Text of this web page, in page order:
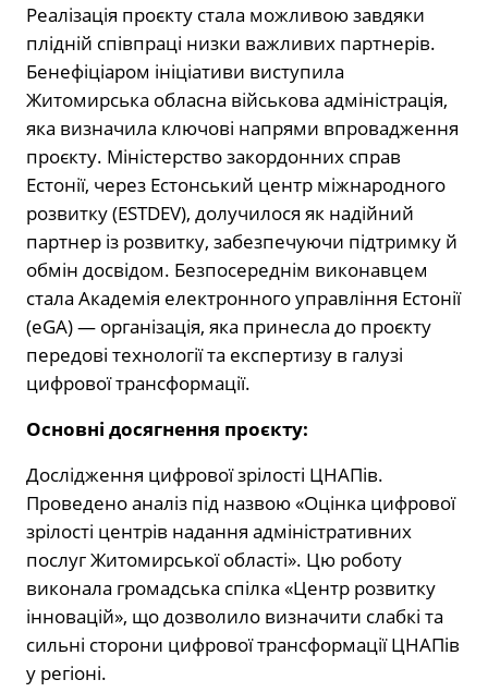
Реалізація проєкту стала можливою завдяки
плідній співпраці низки важливих партнерів.
Бенефіціаром ініціативи виступила
Житомирська обласна військова адміністрація,
яка визначила ключові напрями впровадження
проєкту. Міністерство закордонних справ
Естонії, через Естонський центр міжнародного
розвитку (ESTDEV), долучилося як надійний
партнер із розвитку, забезпечуючи підтримку й
обмін досвідом. Безпосереднім виконавцем
стала Академія електронного управління Естонії
(eGA) — організація, яка принесла до проєкту
передові технології та експертизу в галузі
цифрової трансформації.
Основні досягнення проєкту:
Дослідження цифрової зрілості ЦНАПів.
Проведено аналіз під назвою «Оцінка цифрової
зрілості центрів надання адміністративних
послуг Житомирської області». Цю роботу
виконала громадська спілка «Центр розвитку
інновацій», що дозволило визначити слабкі та
сильні сторони цифрової трансформації ЦНАПів
у регіоні.